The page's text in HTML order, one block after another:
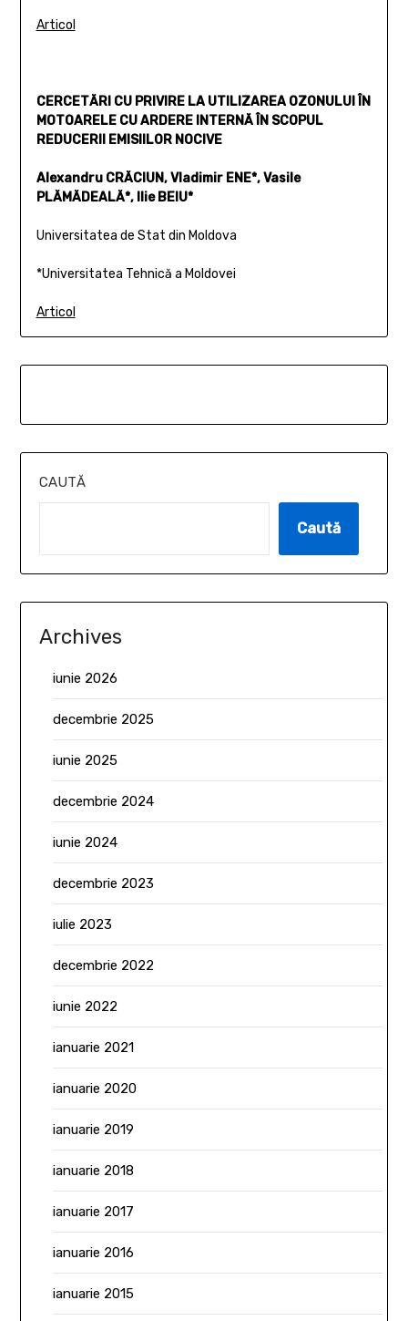
Articol
CERCETĂRI CU PRIVIRE LA UTILIZAREA OZONULUI ÎN
MOTOARELE CU ARDERE INTERNĂ ÎN SCOPUL
REDUCERII EMISIILOR NOCIVE
Alexandru CRĂCIUN, Vladimir ENE*, Vasile
PLĂMĂDEALĂ*, Ilie BEIU*
Universitatea de Stat din Moldova
*Universitatea Tehnică a Moldovei
Articol
CAUTĂ
Caută
Archives
iunie 2026
decembrie 2025
iunie 2025
decembrie 2024
iunie 2024
decembrie 2023
iulie 2023
decembrie 2022
iunie 2022
ianuarie 2021
ianuarie 2020
ianuarie 2019
ianuarie 2018
ianuarie 2017
ianuarie 2016
ianuarie 2015